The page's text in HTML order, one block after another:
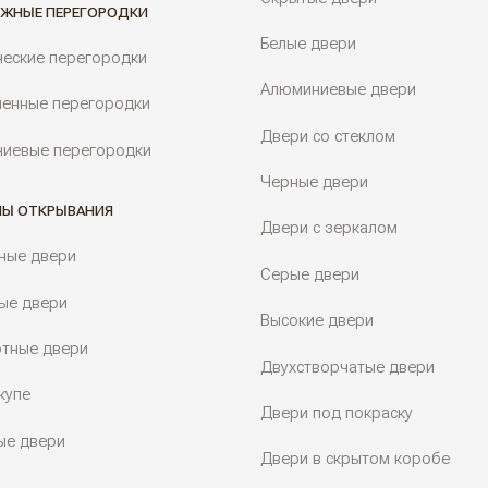
ПЕРЕГОРОДКИ
перегородки
перегородки
перегородки
ОТКРЫВАНИЯ
двери
двери
двери
двери
Белые двери
Алюминиевые двери
Двери со стеклом
Черные двери
Двери с зеркалом
Серые двери
Высокие двери
Двухстворчатые двери
Двери под покраску
Двери в скрытом коробе